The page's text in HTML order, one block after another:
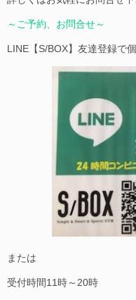
～ご予約、お問合せ～
LINE【S/BOX】友達登録で
または
受付時間11時～20時